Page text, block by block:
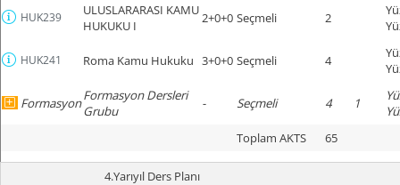
HUK239
ULUSLARARASI KAMU
HUKUKU I
2+0+0 Seçmeli 2
HUK241 Roma Kamu Hukuku 3+0+0 Seçmeli 4
FormasyonFormasyon Dersleri
Grubu
- Seçmeli 4 1
Toplam AKTS
65
4.Yarıyıl Ders Planı